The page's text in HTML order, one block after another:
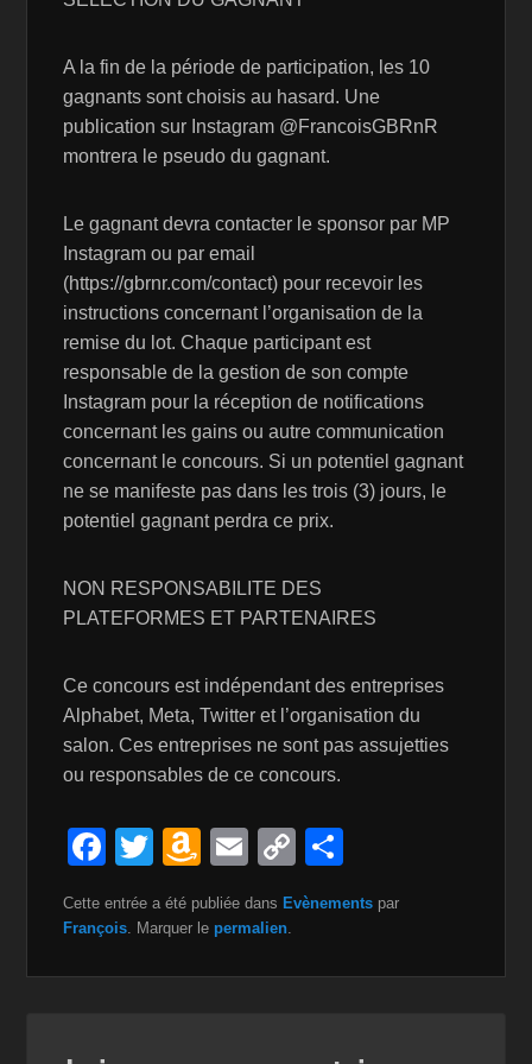
A la fin de la période de participation, les 10
gagnants sont choisis au hasard. Une
publication sur Instagram @FrancoisGBRnR
montrera le pseudo du gagnant.
Le gagnant devra contacter le sponsor par MP
Instagram ou par email
(https://gbrnr.com/contact) pour recevoir les
instructions concernant l’organisation de la
remise du lot. Chaque participant est
responsable de la gestion de son compte
Instagram pour la réception de notifications
concernant les gains ou autre communication
concernant le concours. Si un potentiel gagnant
ne se manifeste pas dans les trois (3) jours, le
potentiel gagnant perdra ce prix.
NON RESPONSABILITE DES
PLATEFORMES ET PARTENAIRES
Ce concours est indépendant des entreprises
Alphabet, Meta, Twitter et l’organisation du
salon. Ces entreprises ne sont pas assujetties
ou responsables de ce concours.
F
c
T
tt
A
a
E
ail
C
o
p
ta
Cette entrée a été publiée dans Evènements par
François . Marquer le permalien